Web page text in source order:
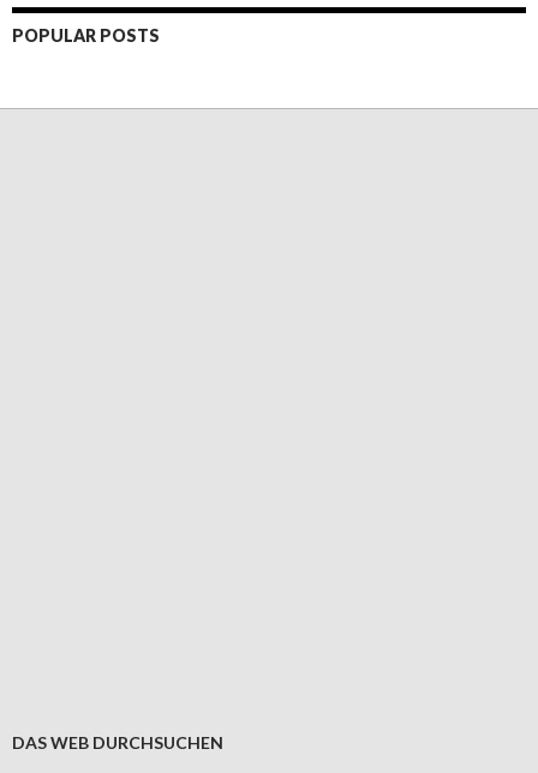
POPULAR POSTS
DAS WEB DURCHSUCHEN